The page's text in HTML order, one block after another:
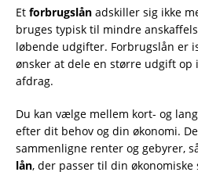
Et forbrugslån adskiller sig ikke
bruges typisk til mindre
løbende udgifter. Forbrugslån er
ønsker at dele en større udgift op
afdrag.
Du kan vælge mellem kort- og
efter dit behov og din økonomi.
sammenligne renter og gebyrer,
lån, der passer til din økonomiske